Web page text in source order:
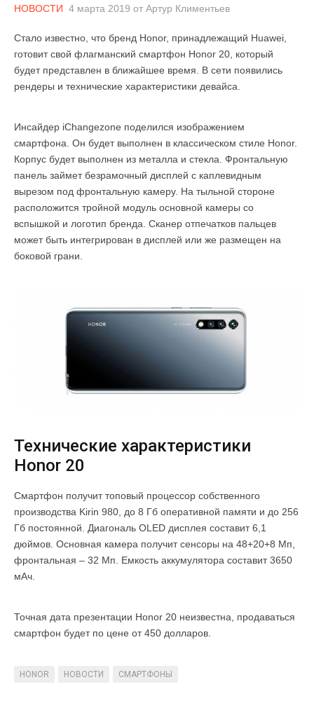
НОВОСТИ 4 марта 2019 от Артур Климентьев
Стало известно, что бренд Honor, принадлежащий Huawei,
готовит свой флагманский смартфон Honor 20, который
будет представлен в ближайшее время. В сети появились
рендеры и технические характеристики девайса.
Инсайдер iChangezone поделился изображением
смартфона. Он будет выполнен в классическом стиле Honor.
Корпус будет выполнен из металла и стекла. Фронтальную
панель займет безрамочный дисплей с каплевидным
вырезом под фронтальную камеру. На тыльной стороне
расположится тройной модуль основной камеры со
вспышкой и логотип бренда. Сканер отпечатков пальцев
может быть интегрирован в дисплей или же размещен на
боковой грани.
Технические характеристики
Honor 20
Смартфон получит топовый процессор собственного
производства Kirin 980, до 8 Гб оперативной памяти и до 256
Гб постоянной. Диагональ OLED дисплея составит 6,1
дюймов. Основная камера получит сенсоры на 48+20+8 Мп,
фронтальная – 32 Мп. Емкость аккумулятора составит 3650
мАч.
Точная дата презентации Honor 20 неизвестна, продаваться
смартфон будет по цене от 450 долларов.
HONOR НОВОСТИ СМАРТФОНЫ